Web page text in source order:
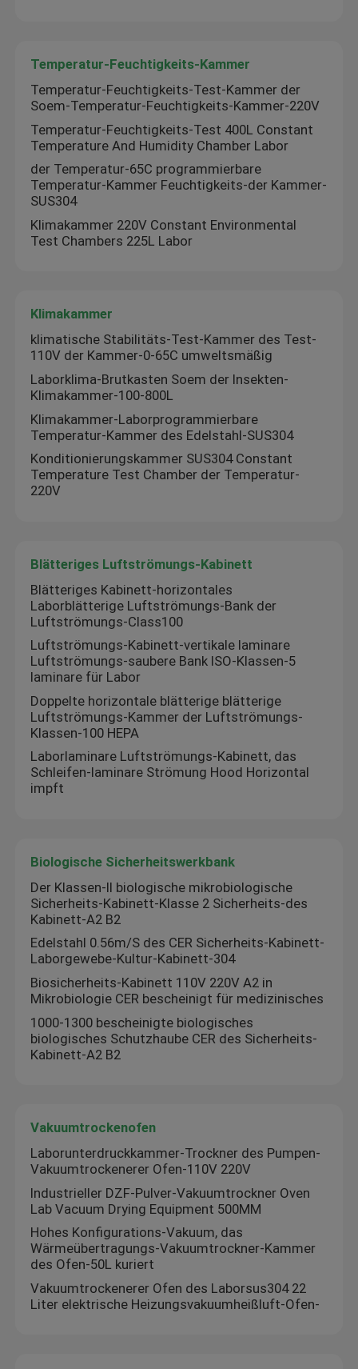
Produkte
Über uns
Fabrik Tour
Qualitätskontrolle
Kontakt
Alle Fälle
Labortrockenerer Ofen
Industrieller Trockenofen
Thermostatischer Brutkasten
Temperatur-Feuchtigkeits-Kammer
Klimakammer
Blätteriges Luftströmungs-Kabinett
Biologische Sicherheitswerkbank
Temperatur-Feuchtigkeits-Kammer
Temperatur-Feuchtigkeits-Test-Kammer der
Soem-Temperatur-Feuchtigkeits-Kammer-220V
Temperatur-Feuchtigkeits-Test 400L Constant
Temperature And Humidity Chamber Labor
der Temperatur-65C programmierbare
Temperatur-Kammer Feuchtigkeits-der Kammer-
SUS304
Klimakammer 220V Constant Environmental
Test Chambers 225L Labor
Klimakammer
klimatische Stabilitäts-Test-Kammer des Test-
110V der Kammer-0-65C umweltsmäßig
Laborklima-Brutkasten Soem der Insekten-
Klimakammer-100-800L
Klimakammer-Laborprogrammierbare
Temperatur-Kammer des Edelstahl-SUS304
Konditionierungskammer SUS304 Constant
Temperature Test Chamber der Temperatur-
220V
Blätteriges Luftströmungs-Kabinett
Blätteriges Kabinett-horizontales
Laborblätterige Luftströmungs-Bank der
Luftströmungs-Class100
Luftströmungs-Kabinett-vertikale laminare
Luftströmungs-saubere Bank ISO-Klassen-5
laminare für Labor
Doppelte horizontale blätterige blätterige
Luftströmungs-Kammer der Luftströmungs-
Klassen-100 HEPA
Laborlaminare Luftströmungs-Kabinett, das
Schleifen-laminare Strömung Hood Horizontal
impft
Biologische Sicherheitswerkbank
Der Klassen-II biologische mikrobiologische
Sicherheits-Kabinett-Klasse 2 Sicherheits-des
Kabinett-A2 B2
Edelstahl 0.56m/S des CER Sicherheits-Kabinett-
Laborgewebe-Kultur-Kabinett-304
Biosicherheits-Kabinett 110V 220V A2 in
Mikrobiologie CER bescheinigt für medizinisches
1000-1300 bescheinigte biologisches
biologisches Schutzhaube CER des Sicherheits-
Kabinett-A2 B2
Vakuumtrockenofen
Laborunterdruckkammer-Trockner des Pumpen-
Vakuumtrockenerer Ofen-110V 220V
Industrieller DZF-Pulver-Vakuumtrockner Oven
Lab Vacuum Drying Equipment 500MM
Hohes Konfigurations-Vakuum, das
Wärmeübertragungs-Vakuumtrockner-Kammer
des Ofen-50L kuriert
Vakuumtrockenerer Ofen des Laborsus304 22
Liter elektrische Heizungsvakuumheißluft-Ofen-